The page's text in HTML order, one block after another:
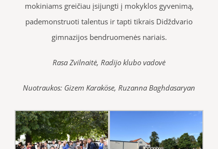
mokiniams greičiau įsijungti į mokyklos gyvenimą,
pademonstruoti talentus ir tapti tikrais Didždvario
gimnazijos bendruomenės nariais.
Rasa Zvilnaitė, Radijo klubo vadovė
Nuotraukos: Gizem Karaköse, Ruzanna Baghdasaryan